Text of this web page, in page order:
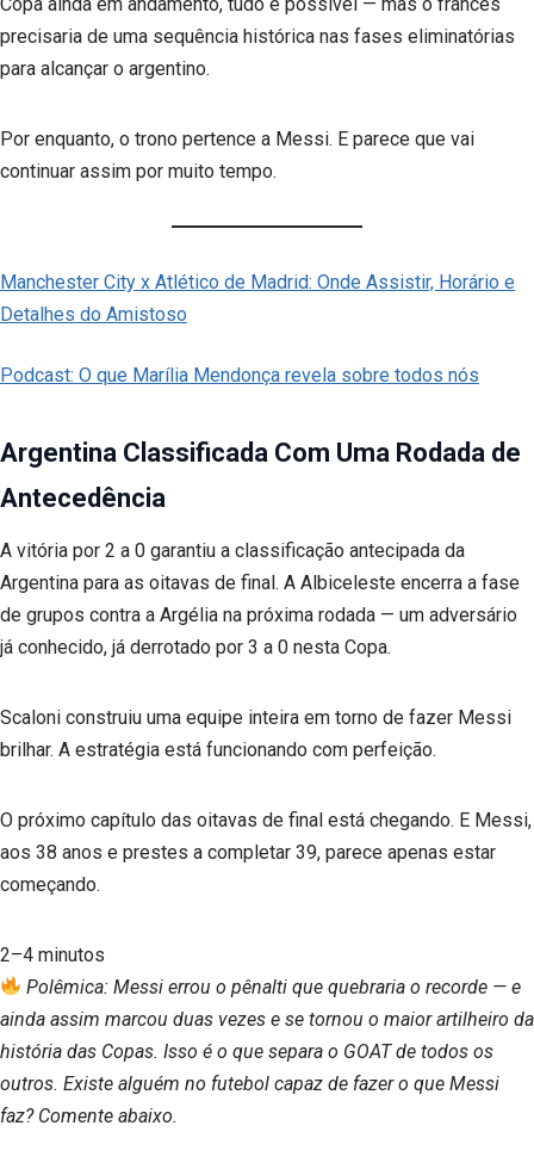
precisaria de uma sequência histórica nas fases eliminatórias
para alcançar o argentino.
Por enquanto, o trono pertence a Messi. E parece que vai
continuar assim por muito tempo.
Manchester City x Atlético de Madrid: Onde Assistir, Horário e
Detalhes do Amistoso
Podcast: O que Marília Mendonça revela sobre todos nós
Argentina Classificada Com Uma Rodada de
Antecedência
A vitória por 2 a 0 garantiu a classificação antecipada da
Argentina para as oitavas de final. A Albiceleste encerra a fase
de grupos contra a Argélia na próxima rodada — um adversário
já conhecido, já derrotado por 3 a 0 nesta Copa.
Scaloni construiu uma equipe inteira em torno de fazer Messi
brilhar. A estratégia está funcionando com perfeição.
O próximo capítulo das oitavas de final está chegando. E Messi,
aos 38 anos e prestes a completar 39, parece apenas estar
começando.
2–4 minutos
Polêmica: Messi errou o pênalti que quebraria o recorde — e
ainda assim marcou duas vezes e se tornou o maior artilheiro da
história das Copas. Isso é o que separa o GOAT de todos os
outros. Existe alguém no futebol capaz de fazer o que Messi
faz? Comente abaixo.